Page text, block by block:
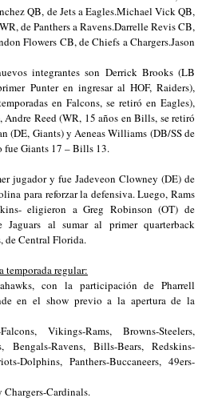
QB, de Jets a Eagles.Michael Vick QB,
de Panthers a Ravens.Darrelle Revis CB,
Flowers CB, de Chiefs a Chargers.Jason
integrantes son Derrick Brooks (LB
Punter en ingresar al HOF, Raiders),
en Falcons, se retiró en Eagles),
Andre Reed (WR, 15 años en Bills, se retiró
(DE, Giants) y Aeneas Williams (DB/SS de
fue Giants 17 – Bills 13.
jugador y fue Jadeveon Clowney (DE) de
para reforzar la defensiva. Luego, Rams
eligieron a Greg Robinson (OT) de
al sumar al primer quarterback
de Central Florida.
temporada regular:
con la participación de Pharrell
en el show previo a la apertura de la
Vikings-Rams, Browns-Steelers,
Bengals-Ravens, Bills-Bears, Redskins-
Dolphins, Panthers-Buccaneers, 49ers-
Cardinals.